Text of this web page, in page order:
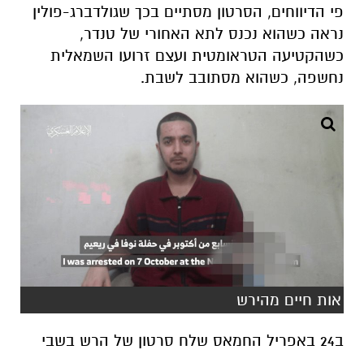
פי הדיווחים, הסרטון מסתיים בכך שגולדברג-פולין
נראה כשהוא נכנס לתא האחורי של טנדר,
כשהקטיעה הטראומטית ועצם זרועו השמאלית
נחשפה, כשהוא מסתובב לשבת.
אות חיים מהירש
ב24 באפריל החמאס שלח סרטון של הרש בשבי